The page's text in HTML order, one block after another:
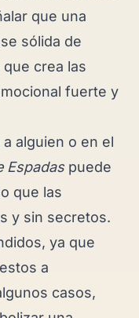
que una
sólida de
que crea las
fuerte y
alguien o en el
Espadaspuede
que las
y sin secretos.
ya que
a
casos,